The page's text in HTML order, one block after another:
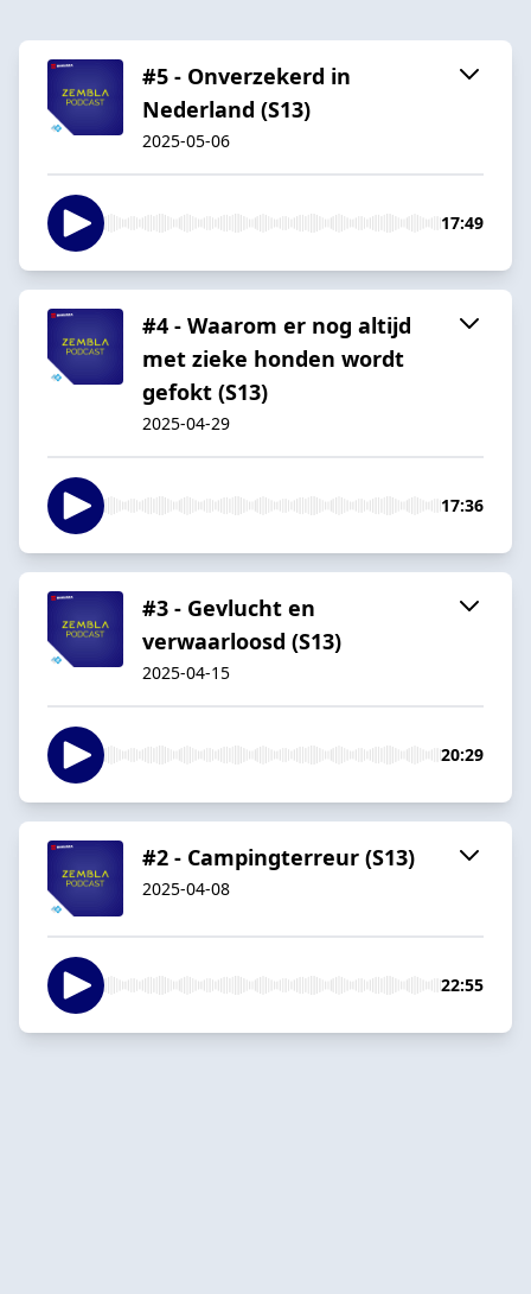
#5 - Onverzekerd in
Nederland (S13)
2025-05-06
17:49
#4 - Waarom er nog altijd
met zieke honden wordt
gefokt (S13)
2025-04-29
17:36
#3 - Gevlucht en
verwaarloosd (S13)
2025-04-15
20:29
#2 - Campingterreur (S13)
2025-04-08
22:55